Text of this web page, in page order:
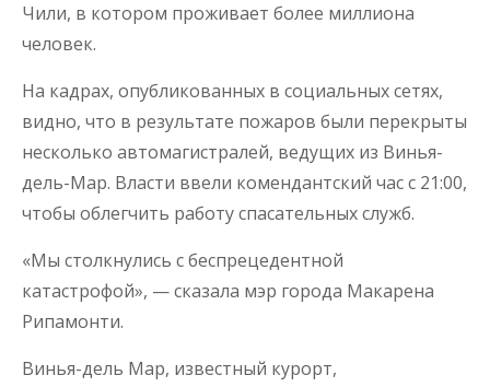
Чили, в котором проживает более миллиона
человек.
На кадрах, опубликованных в социальных сетях,
видно, что в результате пожаров были перекрыты
несколько автомагистралей, ведущих из Винья-
дель-Мар. Власти ввели комендантский час с 21:00,
чтобы облегчить работу спасательных служб.
«Мы столкнулись с беспрецедентной
катастрофой», — сказала мэр города Макарена
Рипамонти.
Винья-дель Мар, известный курорт,